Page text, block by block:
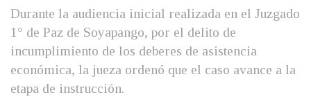
Durante la audiencia inicial realizada en el Juzgado
1° de Paz de Soyapango, por el delito de
incumplimiento de los deberes de asistencia
económica, la jueza ordenó que el caso avance a la
etapa de instrucción.